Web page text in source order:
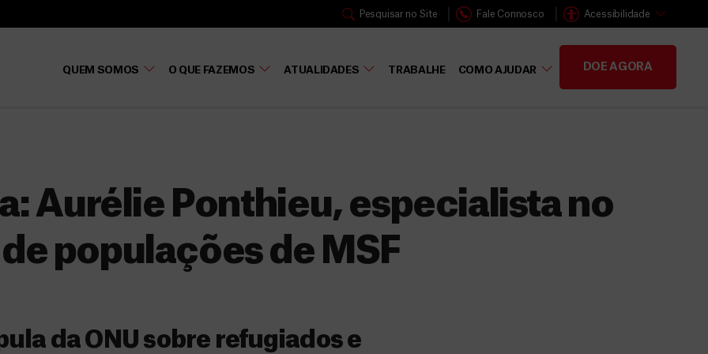
Pesquisar no Site Fale Connosco Acessibilidade
QUEM SOMOS O QUE FAZEMOS ATUALIDADES TRABALHE COMO AJUDAR DOE AGORA
Aurélie Ponthieu, especialista no
populações de MSF
da ONU sobre refugiados e